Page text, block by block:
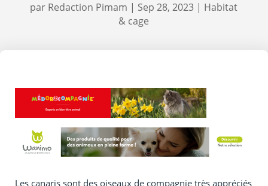
par Redaction Pimam | Sep 28, 2023 | Habitat
& cage
Les canaris sont des oiseaux de compagnie très appréciés